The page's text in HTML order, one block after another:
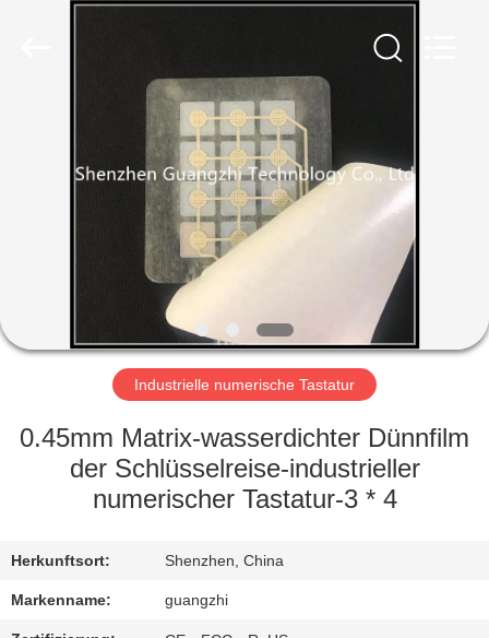
PRODUKTE
ÜBER
FABRIK-
AUSFLUG
QUALITÄTSKONTROLLE
SIE
MIT
Industrielle numerische Tastatur
0.45mm Matrix-wasserdichter Dünnfilm
der Schlüsselreise-industrieller
numerischer Tastatur-3 * 4
Herkunftsort: Shenzhen, China
Markenname: guangzhi